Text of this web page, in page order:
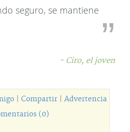
seguro, se mantiene
- Ciro, el joven
| Compartir| Advertencia
(0)